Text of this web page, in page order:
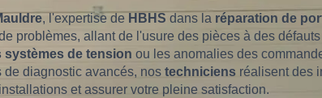
, l'expertise de HBHS dans la réparation de
problèmes, allant de l'usure des pièces à des
systèmes de tension ou les anomalies des
de diagnostic avancés, nos techniciens réalisent des
et assurer votre pleine satisfaction.